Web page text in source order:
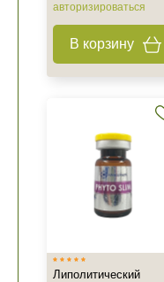
авторизироваться
В корзину
Липолитический